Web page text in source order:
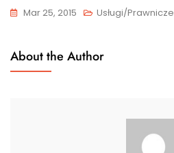
Mar 25, 2015 Usługi/Prawnicze
About the Author